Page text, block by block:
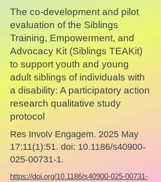
The co-development and pilot
evaluation of the Siblings
Training, Empowerment, and
Advocacy Kit (Siblings TEAKit)
to support youth and young
adult siblings of individuals with
a disability: A participatory action
research qualitative study
protocol
Res Involv Engagem. 2025 May
17;11(1):51. doi: 10.1186/s40900-
025-00731-1.
https://doi.org/10.1186/s40900-025-00731-